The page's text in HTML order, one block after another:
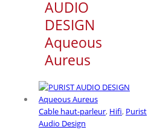
AUDIO
DESIGN
Aqueous
Aureus
Cable haut-parleur, Hifi, Purist
Audio Design